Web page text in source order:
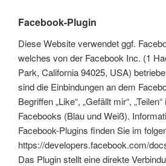
Facebook-Plugin
Diese Website verwendet ggf.
welches von der Facebook Inc. (1
Park, California 94025, USA)
sind die Einbindungen an dem
Begriffen „Like“, „Gefällt mir“,
Facebooks (Blau und Weiß).
Facebook-Plugins finden Sie im
https://developers.facebook.com/
Das Plugin stellt eine direkte